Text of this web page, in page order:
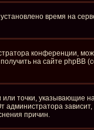
время на
конференции,
на сайте phpBB
точки, указывающие
причин.